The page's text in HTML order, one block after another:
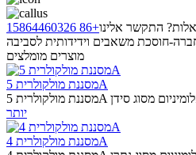
התקשר אלינו+86 15864460326
מוצרים מומלצים
מסננת מולקולרית 5A
יותר
מסננת מולקולרית 4A